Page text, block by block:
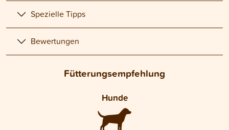
Spezielle Tipps
Bewertungen
Fütterungsempfehlung
Hunde